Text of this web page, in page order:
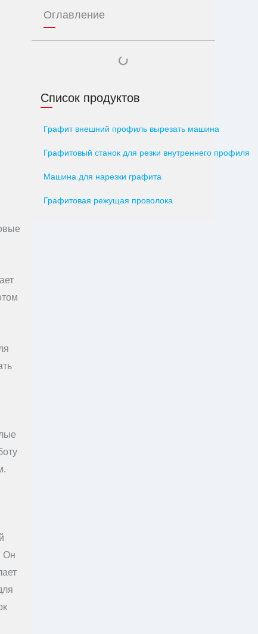
Он
Оглавление
Список продуктов
Графит внешний профиль вырезать машина
Графитовый станок для резки внутреннего профиля
Машина для нарезки графита
Графитовая режущая проволока